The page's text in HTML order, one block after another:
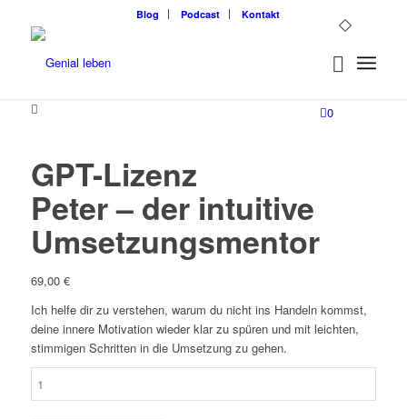
Blog Podcast Kontakt
0
GPT-Lizenz
Peter – der intuitive
Umsetzungsmentor
69,00 €
Ich helfe dir zu verstehen, warum du nicht ins Handeln kommst,
deine innere Motivation wieder klar zu spüren und mit leichten,
stimmigen Schritten in die Umsetzung zu gehen.